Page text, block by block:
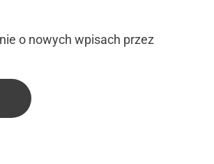
o nowych wpisach przez